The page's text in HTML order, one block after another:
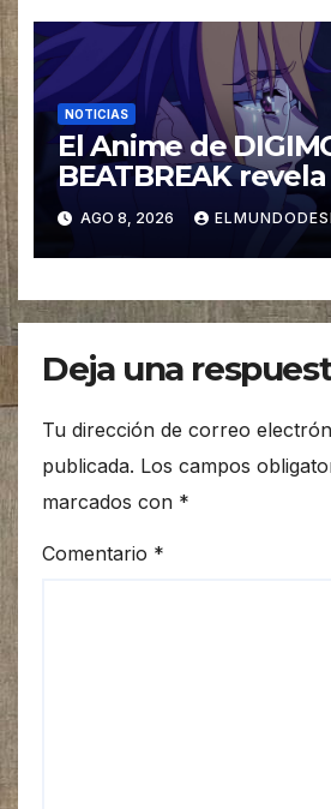
NOTICIAS
El Anime de
BEATBREAK
nueva imagen para
Arco Asuka
AGO 8, 2026
Deja una
Tu dirección de correo
publicada. Los campos
marcados con *
Comentario *